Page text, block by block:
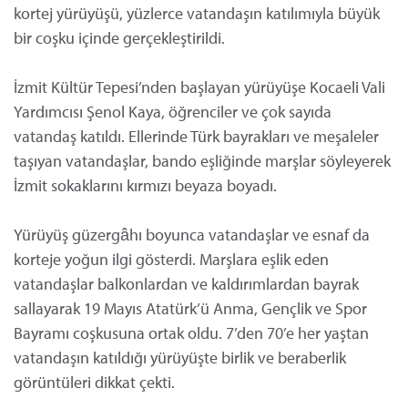
kortej yürüyüşü, yüzlerce vatandaşın katılımıyla büyük
bir coşku içinde gerçekleştirildi.
İzmit Kültür Tepesi’nden başlayan yürüyüşe Kocaeli Vali
Yardımcısı Şenol Kaya, öğrenciler ve çok sayıda
vatandaş katıldı. Ellerinde Türk bayrakları ve meşaleler
taşıyan vatandaşlar, bando eşliğinde marşlar söyleyerek
İzmit sokaklarını kırmızı beyaza boyadı.
Yürüyüş güzergâhı boyunca vatandaşlar ve esnaf da
korteje yoğun ilgi gösterdi. Marşlara eşlik eden
vatandaşlar balkonlardan ve kaldırımlardan bayrak
sallayarak 19 Mayıs Atatürk’ü Anma, Gençlik ve Spor
Bayramı coşkusuna ortak oldu. 7’den 70’e her yaştan
vatandaşın katıldığı yürüyüşte birlik ve beraberlik
görüntüleri dikkat çekti.